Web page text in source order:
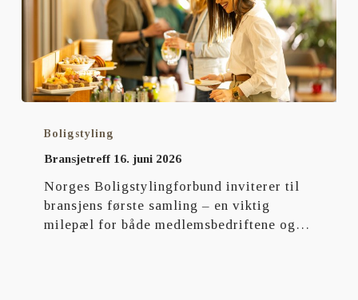
2026
Boligstyling
Bransjetreff 16. juni 2026
Norges Boligstylingforbund inviterer til
bransjens første samling – en viktig
milepæl for både medlemsbedriftene og…